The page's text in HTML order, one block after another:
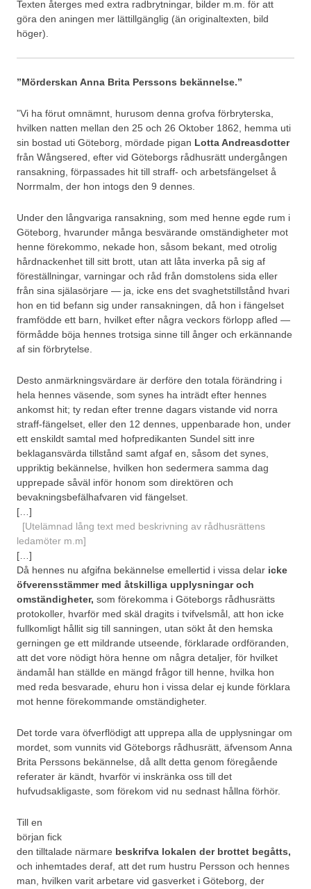
Texten återges med extra radbrytningar, bilder m.m. för att
göra den aningen mer lättillgänglig (än originaltexten, bild
höger).
”Mörderskan Anna Brita Perssons bekännelse.”
”Vi ha förut omnämnt, hurusom denna grofva förbryterska,
hvilken natten mellan den 25 och 26 Oktober 1862, hemma uti
sin bostad uti Göteborg, mördade pigan Lotta Andreasdotter
från Wångsered, efter vid Göteborgs rådhusrätt undergången
ransakning, förpassades hit till straff- och arbetsfängelset å
Norrmalm, der hon intogs den 9 dennes.
Under den långvariga ransakning, som med henne egde rum i
Göteborg, hvarunder många besvärande omständigheter mot
henne förekommo, nekade hon, såsom bekant, med otrolig
hårdnackenhet till sitt brott, utan att låta inverka på sig af
föreställningar, varningar och råd från domstolens sida eller
från sina själasörjare — ja, icke ens det svaghetstillstånd hvari
hon en tid befann sig under ransakningen, då hon i fängelset
framfödde ett barn, hvilket efter några veckors förlopp afled —
förmådde böja hennes trotsiga sinne till ånger och erkännande
af sin förbrytelse.
Desto anmärkningsvärdare är derföre den totala förändring i
hela hennes väsende, som synes ha inträdt efter hennes
ankomst hit; ty redan efter trenne dagars vistande vid norra
straff-fängelset, eller den 12 dennes, uppenbarade hon, under
ett enskildt samtal med hofpredikanten Sundel sitt inre
beklagansvärda tillstånd samt afgaf en, såsom det synes,
uppriktig bekännelse, hvilken hon sedermera samma dag
upprepade såväl inför honom som direktören och
bevakningsbefälhafvaren vid fängelset.
[…]
[Utelämnad lång text med beskrivning av rådhusrättens
ledamöter m.m]
[…]
Då hennes nu afgifna bekännelse emellertid i vissa delar icke
öfverensstämmer med åtskilliga upplysningar och
omständigheter, som förekomma i Göteborgs rådhusrätts
protokoller, hvarför med skäl dragits i tvifvelsmål, att hon icke
fullkomligt hållit sig till sanningen, utan sökt åt den hemska
gerningen ge ett mildrande utseende, förklarade ordföranden,
att det vore nödigt höra henne om några detaljer, för hvilket
ändamål han ställde en mängd frågor till henne, hvilka hon
med reda besvarade, ehuru hon i vissa delar ej kunde förklara
mot henne förekommande omständigheter.
Det torde vara öfverflödigt att upprepa alla de upplysningar om
mordet, som vunnits vid Göteborgs rådhusrätt, äfvensom Anna
Brita Perssons bekännelse, då allt detta genom föregående
referater är kändt, hvarför vi inskränka oss till det
hufvudsakligaste, som förekom vid nu sednast hållna förhör.
Till en
början fick
den tilltalade närmare beskrifva lokalen der brottet begåtts,
och inhemtades deraf, att det rum hustru Persson och hennes
man, hvilken varit arbetare vid gasverket i Göteborg, der